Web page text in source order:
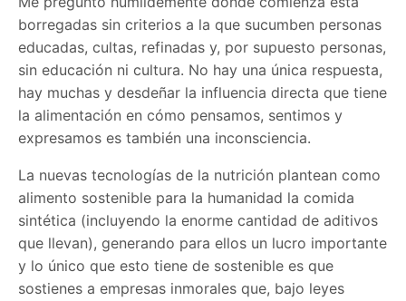
borregadas sin criterios a la que sucumben personas
educadas, cultas, refinadas y, por supuesto personas,
sin educación ni cultura. No hay una única respuesta,
hay muchas y desdeñar la influencia directa que tiene
la alimentación en cómo pensamos, sentimos y
expresamos es también una inconsciencia.
La nuevas tecnologías de la nutrición plantean como
alimento sostenible para la humanidad la comida
sintética (incluyendo la enorme cantidad de aditivos
que llevan), generando para ellos un lucro importante
y lo único que esto tiene de sostenible es que
sostienes a empresas inmorales que, bajo leyes